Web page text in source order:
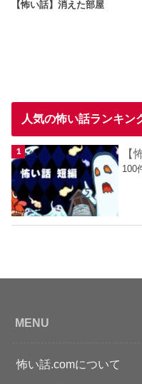
【怖い話】消えた部屋
人気の怖い話ランキン
【
100
MENU
怖い話.comについて